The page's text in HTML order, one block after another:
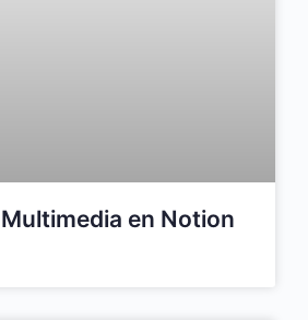
en Notion